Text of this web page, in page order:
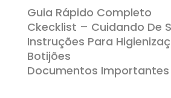
Guia Rápido Completo
Ckecklist – Cuidando De
Instruções Para
Botijões
Documentos Importantes